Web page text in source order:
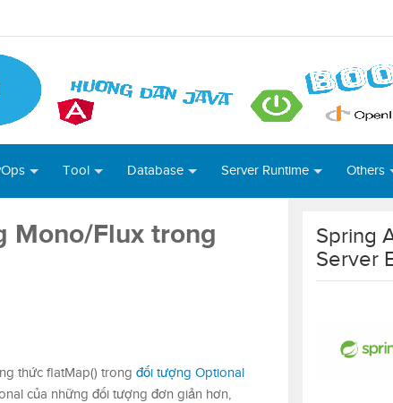
Tool Database Server Runtime Others
Mono/Flux trong
thức flatMap() trong đối tượng Optional
của những đối tượng đơn giản hơn,
Spring
Server